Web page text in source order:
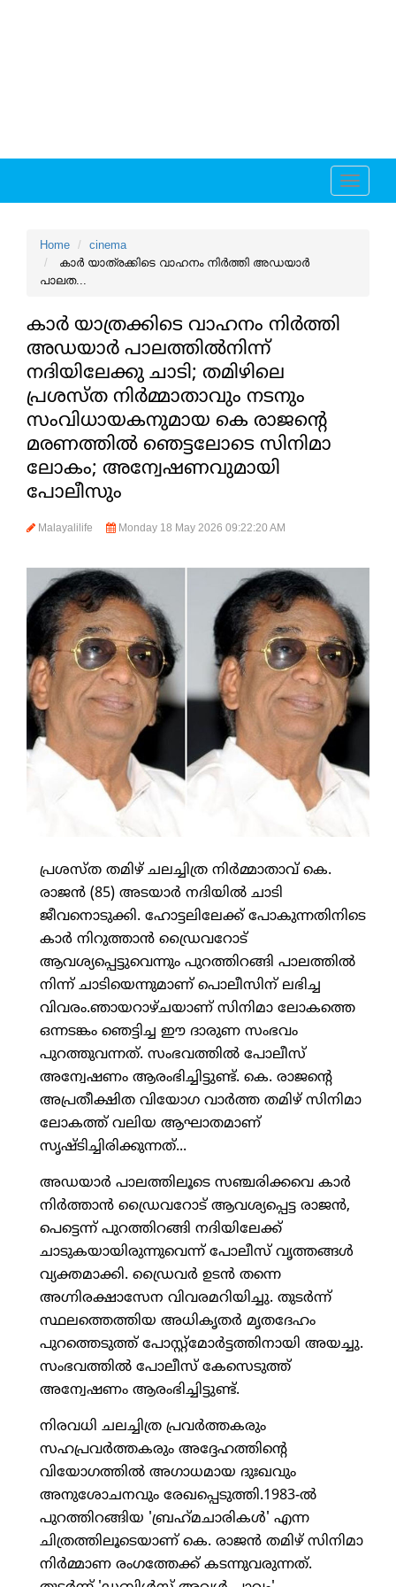
Toggle
Home
cinema
കാര്‍ യാത്രക്കിടെ വാഹനം നിര്‍ത്തി അഡയാര്‍
പാലത...
കാര്‍ യാത്രക്കിടെ വാഹനം നിര്‍ത്തി
അഡയാര്‍ പാലത്തില്‍നിന്ന്
നദിയിലേക്കു ചാടി; തമിഴിലെ
പ്രശസ്ത നിര്‍മ്മാതാവും നടനും
സംവിധായകനുമായ കെ രാജന്റെ
മരണത്തില്‍ ഞെട്ടലോടെ സിനിമാ
ലോകം; അന്വേഷണവുമായി
പോലീസും
Malayalilife Monday 18 May 2026 09:22:20 AM
പ്രശസ്ത തമിഴ് ചലച്ചിത്ര നിര്‍മ്മാതാവ് കെ.
രാജന്‍ (85) അടയാര്‍ നദിയില്‍ ചാടി
ജീവനൊടുക്കി. ഹോട്ടലിലേക്ക് പോകുന്നതിനിടെ
കാര്‍ നിറുത്താന്‍ ഡ്രൈവറോട്
ആവശ്യപ്പെട്ടുവെന്നും പുറത്തിറങ്ങി പാലത്തില്‍
നിന്ന് ചാടിയെന്നുമാണ് പൊലീസിന് ലഭിച്ച
വിവരം.ഞായറാഴ്ചയാണ് സിനിമാ ലോകത്തെ
ഒന്നടങ്കം ഞെട്ടിച്ച ഈ ദാരുണ സംഭവം
പുറത്തുവന്നത്. സംഭവത്തില്‍ പോലീസ്
അന്വേഷണം ആരംഭിച്ചിട്ടുണ്ട്. കെ. രാജന്റെ
അപ്രതീക്ഷിത വിയോഗ വാര്‍ത്ത തമിഴ് സിനിമാ
ലോകത്ത് വലിയ ആഘാതമാണ്
സൃഷ്ടിച്ചിരിക്കുന്നത്...
അഡയാര്‍ പാലത്തിലൂടെ സഞ്ചരിക്കവെ കാര്‍
നിര്‍ത്താന്‍ ഡ്രൈവറോട് ആവശ്യപ്പെട്ട രാജന്‍,
പെട്ടെന്ന് പുറത്തിറങ്ങി നദിയിലേക്ക്
ചാടുകയായിരുന്നുവെന്ന് പോലീസ് വൃത്തങ്ങള്‍
വ്യക്തമാക്കി. ഡ്രൈവര്‍ ഉടന്‍ തന്നെ
അഗ്നിരക്ഷാസേന വിവരമറിയിച്ചു. തുടര്‍ന്ന്
സ്ഥലത്തെത്തിയ അധികൃതര്‍ മൃതദേഹം
പുറത്തെടുത്ത് പോസ്റ്റ്മോര്‍ട്ടത്തിനായി അയച്ചു.
സംഭവത്തില്‍ പോലീസ് കേസെടുത്ത്
അന്വേഷണം ആരംഭിച്ചിട്ടുണ്ട്.
നിരവധി ചലച്ചിത്ര പ്രവര്‍ത്തകരും
സഹപ്രവര്‍ത്തകരും അദ്ദേഹത്തിന്റെ
വിയോഗത്തില്‍ അഗാധമായ ദുഃഖവും
അനുശോചനവും രേഖപ്പെടുത്തി.1983-ല്‍
പുറത്തിറങ്ങിയ 'ബ്രഹ്‌മചാരികള്‍' എന്ന
ചിത്രത്തിലൂടെയാണ് കെ. രാജന്‍ തമിഴ് സിനിമാ
നിര്‍മ്മാണ രംഗത്തേക്ക് കടന്നുവരുന്നത്.